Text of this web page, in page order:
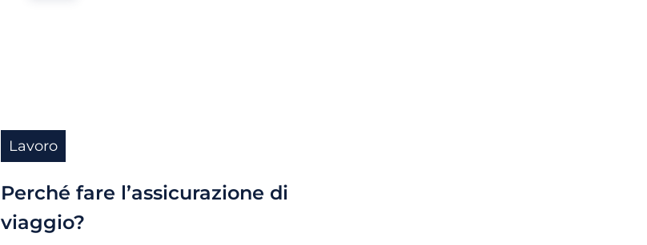
Lavoro
Perché fare l’assicurazione di
viaggio?